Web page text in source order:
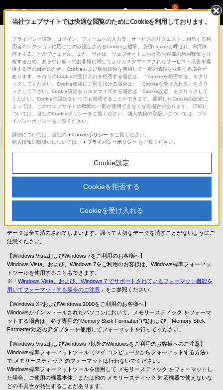
0
総合サポート・お問い合わせ
文書番号 : S1110278035329 / 最終更新日 : 2025/03/11
メモリースティック のフォーマット
（初期化）について
対象製品カテゴリー・製品
メモリースティック は、出荷時にすでに最適にフォーマットされていますのでご使
用前にフォーマットする必要はありません。
ご使用後にフォーマットする場合は、お手持ちの メモリースティック 対応機器本体
のフォーマット機能にてフォーマットを行ってください。
サポート窓口にお問い合わせください。
すでにデータが書き込まれている メモリースティックをフォーマットすると、その
データは全て消去されてしまいます。誤って大切なデータを消すことがないようにご
注意ください。
【Windows VistaおよびWindows 7をご利用のお客様へ】
Windows Vista、および、Windows 7をご利用のお客様は、Windows標準フォーマッ
トツールを使用することもできます。
※「Windows Vista、および、Windows 7 でサポートされているフォーマット機能を
用いてフォーマットする場合のご注意 」をご参照ください。
【Windows XPおよびWindows 2000をご利用のお客様へ】
Windowsがインストールされたパソコンにおいて、メモリースティック をフォーマ
ットする場合は、必ず専用の“Memory Stick Formatter”(*1)および、Memory Stick
Formatter対応のアダプターを使用してフォーマットを行ってください。
【Windows VistaおよびWindows 7以外のWindowsをご利用のお客様へのご注意】
Windows標準フォーマットツール（マイ コンピュータからフォーマットする方法）
で メモリースティック のフォーマットは行わないでください。
Windows標準フォーマットツールを使用して メモリースティック をフォーマットし
た場合、ご使用の機器本体、または他の メモリースティック 対応機器で使えないな
どの不具合が発生することがあります。
当社ウェブサイトでは快適な閲覧のためにCookieを利用しております。
プライバシー設定、ログイン、フォームへの入力等、サービスのリクエストに相当する利
用者のアクションに応じてのみ設定されるCookieは通常、必須Cookieと呼ばれ、利用を
停止することができません。また、当社は、ウェブサイトにおけるお客様の利用状況を分
析するため、あるいは個々のお客様に対してよりカスタマイズされたサービス・広告を提
供する等の目的のため、Cookieおよび類似技術を使用して一定の情報を収集する場合が
あります。それらのCookieの受け入れを拒否する場合は、「Cookieを拒否する」をクリ
ックしてください。Cookie使用にご同意頂ける場合は、「Cookieを受け入れる」をクリ
ックして下さい。Cookie設定をカスタマイズする場合は「Cookie設定」をクリックして
ください。Cookieの設定をいつでも管理することができます。選択したCookieの設定に
よっては、このウェブサイトの機能の一部が使用できなくなる場合があります。 詳細に
ついては、当社のCookieポリシーをご覧ください。個人情報の取扱いについては、プラ
イバシーポリシーをご覧ください。
詳細については、当社の
Cookieポリシー をご覧ください。
個人情報の取扱いについては、
プライバシーポリシー をご覧ください。
Cookie設定
Cookieを拒否する
Cookieを受け入れる